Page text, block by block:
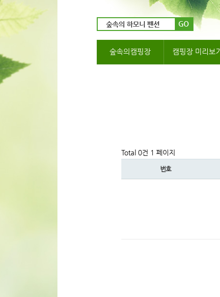
숲속의캠핑장 캠핑장 미리보
Total 0건 1 페이지
번호